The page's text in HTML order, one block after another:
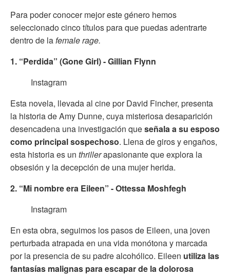
Para poder conocer mejor este género hemos
seleccionado cinco títulos para que puedas adentrarte
dentro de lafemale rage.
1. “Perdida” (Gone Girl) - Gillian Flynn
Instagram
Esta novela, llevada al cine por David Fincher, presenta
la historia de Amy Dunne, cuya misteriosa desaparición
desencadena una investigación queseñala a su esposo
como principal sospechoso. Llena de giros y engaños,
esta historia es un thrillerapasionante que explora la
obsesión y la decepción de una mujer herida.
2. “Mi nombre era Eileen” - Ottessa Moshfegh
Instagram
En esta obra, seguimos los pasos de Eileen, una joven
perturbada atrapada en una vida monótona y marcada
por la presencia de su padre alcohólico. Eileen utiliza las
fantasías malignas para escapar de la dolorosa